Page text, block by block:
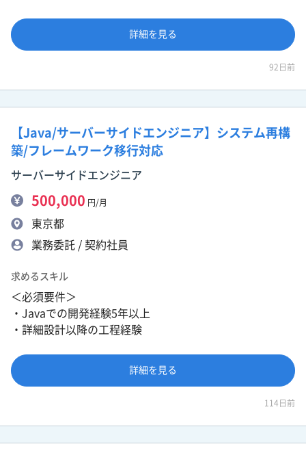
詳細を見る
92日前
【Java/サーバーサイドエンジニア】システム再構
築/フレームワーク移行対応
サーバーサイドエンジニア
500,000 円/月
東京都
業務委託 / 契約社員
求めるスキル
＜必須要件＞
・Javaでの開発経験5年以上
・詳細設計以降の工程経験
詳細を見る
114日前